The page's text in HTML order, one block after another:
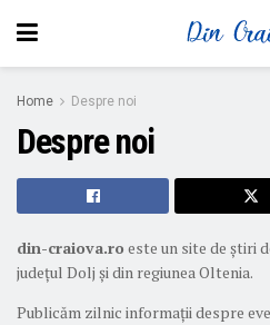
Home Despre noi
Despre noi
din-craiova.ro este un site de știri
județul Dolj și din regiunea Oltenia.
Publicăm zilnic informații despre